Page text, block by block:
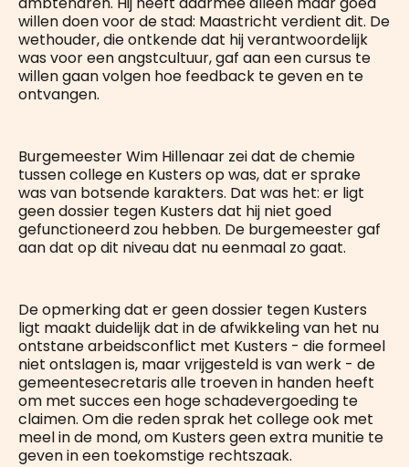
willen doen voor de stad: Maastricht verdient dit. De
wethouder, die ontkende dat hij verantwoordelijk
was voor een angstcultuur, gaf aan een cursus te
willen gaan volgen hoe feedback te geven en te
ontvangen.
Burgemeester Wim Hillenaar zei dat de chemie
tussen college en Kusters op was, dat er sprake
was van botsende karakters. Dat was het: er ligt
geen dossier tegen Kusters dat hij niet goed
gefunctioneerd zou hebben. De burgemeester gaf
aan dat op dit niveau dat nu eenmaal zo gaat.
De opmerking dat er geen dossier tegen Kusters
ligt maakt duidelijk dat in de afwikkeling van het nu
ontstane arbeidsconflict met Kusters - die formeel
niet ontslagen is, maar vrijgesteld is van werk - de
gemeentesecretaris alle troeven in handen heeft
om met succes een hoge schadevergoeding te
claimen. Om die reden sprak het college ook met
meel in de mond, om Kusters geen extra munitie te
geven in een toekomstige rechtszaak.